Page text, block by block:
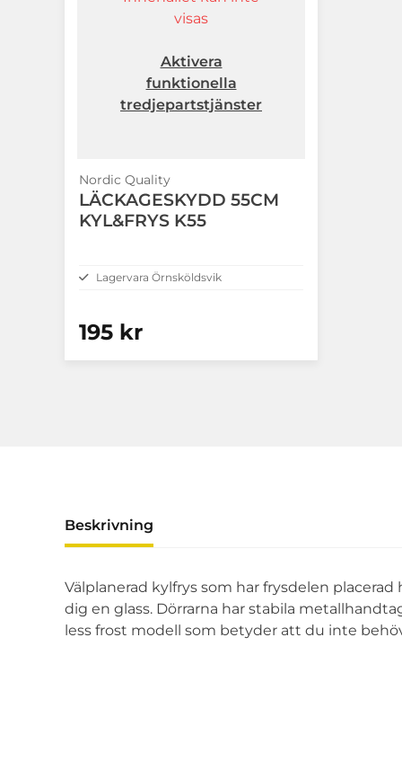
visas
Aktivera
funktionella
tredjepartstjänster
Nordic Quality
LÄCKAGESKYDD 55CM
KYL&FRYS K55
Lagervara Örnsköldsvik
195 kr
Beskrivning
Välplanerad kylfrys som har frysdelen
dig en glass. Dörrarna har stabila
less frost modell som betyder att du inte